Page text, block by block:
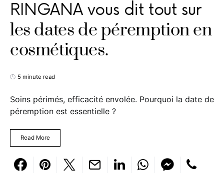
RINGANA vous dit tout sur
les dates de péremption en
cosmétiques.
5 minute read
Soins périmés, efficacité envolée. Pourquoi la date de
péremption est essentielle ?
Read More